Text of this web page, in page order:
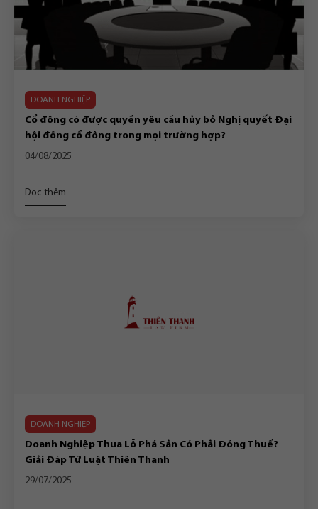
DOANH NGHIỆP
Cổ đông có được quyền yêu cầu hủy bỏ Nghị quyết Đại
hội đồng cổ đông trong mọi trường hợp?
04/08/2025
Đọc thêm
DOANH NGHIỆP
Doanh Nghiệp Thua Lỗ Phá Sản Có Phải Đóng Thuế?
Giải Đáp Từ Luật Thiên Thanh
29/07/2025